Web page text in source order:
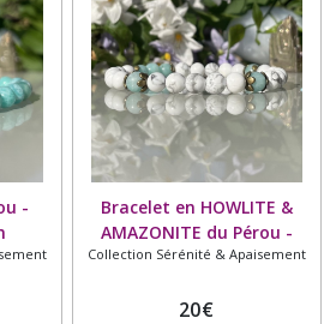
-
Bracelet en HOWLITE &
AMAZONITE du Pérou -
Bracelet en pierre naturelle
Collection Sérénité & Apaisement
20€